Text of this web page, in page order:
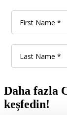
Daha fazla
keşfedin!